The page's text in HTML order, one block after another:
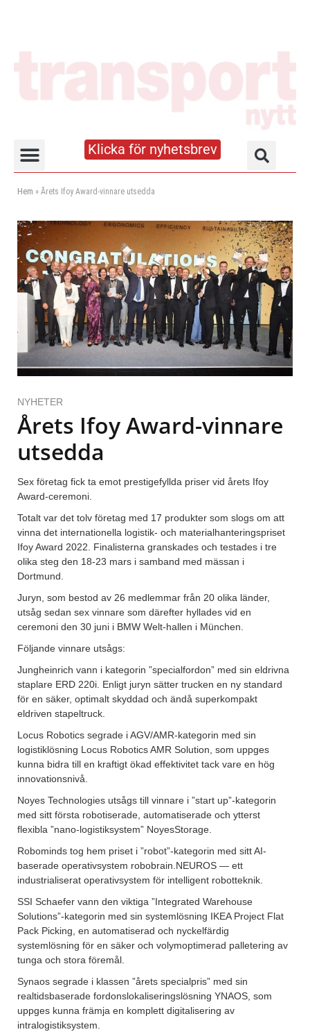
Klicka för nyhetsbrev
Hem » Årets Ifoy Award-vinnare utsedda
NYHETER
Årets Ifoy Award-vinnare
utsedda
Sex företag fick ta emot prestigefyllda priser vid årets Ifoy
Award-ceremoni.
Totalt var det tolv företag med 17 produkter som slogs om att
vinna det internationella logistik- och materialhanteringspriset
Ifoy Award 2022. Finalisterna granskades och testades i tre
olika steg den 18-23 mars i samband med mässan i
Dortmund.
Juryn, som bestod av 26 medlemmar från 20 olika länder,
utsåg sedan sex vinnare som därefter hyllades vid en
ceremoni den 30 juni i BMW Welt-hallen i München.
Följande vinnare utsågs:
Jungheinrich vann i kategorin ”specialfordon” med sin eldrivna
staplare ERD 220i. Enligt juryn sätter trucken en ny standard
för en säker, optimalt skyddad och ändå superkompakt
eldriven stapeltruck.
Locus Robotics segrade i AGV/AMR-kategorin med sin
logistiklösning Locus Robotics AMR Solution, som uppges
kunna bidra till en kraftigt ökad effektivitet tack vare en hög
innovationsnivå.
Noyes Technologies utsågs till vinnare i ”start up”-kategorin
med sitt första robotiserade, automatiserade och ytterst
flexibla ”nano-logistiksystem” NoyesStorage.
Robominds tog hem priset i ”robot”-kategorin med sitt AI-
baserade operativsystem robobrain.NEUROS — ett
industrialiserat operativsystem för intelligent robotteknik.
SSI Schaefer vann den viktiga ”Integrated Warehouse
Solutions”-kategorin med sin systemlösning IKEA Project Flat
Pack Picking, en automatiserad och nyckelfärdig
systemlösning för en säker och volymoptimerad palletering av
tunga och stora föremål.
Synaos segrade i klassen ”årets specialpris” med sin
realtidsbaserade fordonslokaliseringslösning YNAOS, som
uppges kunna främja en komplett digitalisering av
intralogistiksystem.